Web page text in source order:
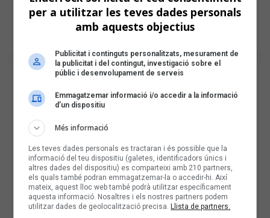
per a utilitzar les teves dades personals
amb aquests objectius
Publicitat i continguts personalitzats, mesurament de
la publicitat i del contingut, investigació sobre el
públic i desenvolupament de serveis
Emmagatzemar informació i/o accedir a la informació
d’un dispositiu
Més informació
Les teves dades personals es tractaran i és possible que la
informació del teu dispositiu (galetes, identificadors únics i
altres dades del dispositiu) es comparteixi amb 210 partners,
els quals també podran emmagatzemar-la o accedir-hi. Així
mateix, aquest lloc web també podrà utilitzar específicament
aquesta informació. Nosaltres i els nostres partners podem
utilitzar dades de geolocalització precisa.Llista de partners.